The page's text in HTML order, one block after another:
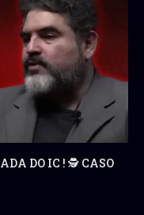
DO IC ! 🕵 CASO